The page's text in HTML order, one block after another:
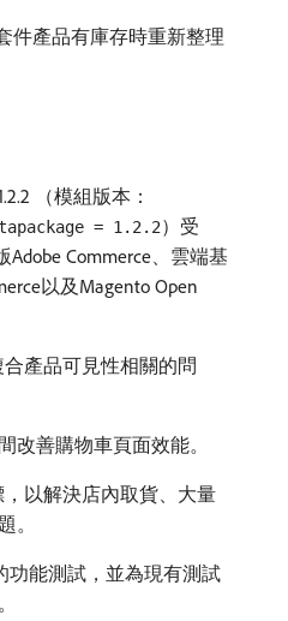
件產品有庫存時重新整理
（模組版本：
= 1.2.2）受
Adobe Commerce、雲端基
以及Magento Open
產品可見性相關的問
改善購物車頁面效能。
以解決店內取貨、大量
。
功能測試，並為現有測試